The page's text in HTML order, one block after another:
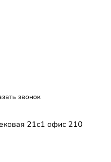
звонок
21с1 офис 210